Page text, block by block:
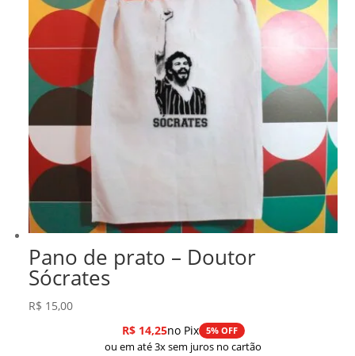
Pano de prato – Doutor
Sócrates
R$ 15,00
R$14,25no Pix 5% OFF
ou em até 3x sem juros no cartão